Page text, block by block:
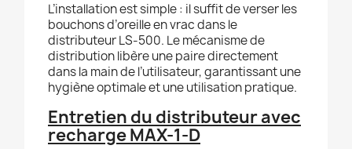
L’installation est simple : il suffit de verser les
bouchons d’oreille en vrac dans le
distributeur LS-500. Le mécanisme de
distribution libère une paire directement
dans la main de l’utilisateur, garantissant une
hygiène optimale et une utilisation pratique.
Entretien du distributeur avec
recharge MAX-1-D